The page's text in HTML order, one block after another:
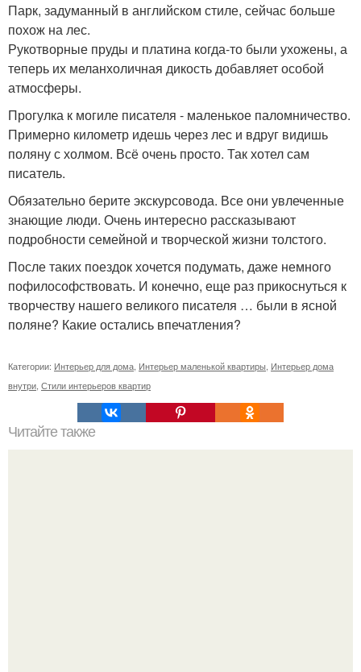
Парк, задуманный в английском стиле, сейчас больше
похож на лес.
Рукотворные пруды и платина когда-то были ухожены, а
теперь их меланхоличная дикость добавляет особой
атмосферы.
Прогулка к могиле писателя - маленькое паломничество.
Примерно километр идешь через лес и вдруг видишь
поляну с холмом. Всё очень просто. Так хотел сам
писатель.
Обязательно берите экскурсовода. Все они увлеченные
знающие люди. Очень интересно рассказывают
подробности семейной и творческой жизни толстого.
После таких поездок хочется подумать, даже немного
пофилософствовать. И конечно, еще раз прикоснуться к
творчеству нашего великого писателя … были в ясной
поляне? Какие остались впечатления?
Категории: Интерьер для дома Интерьер маленькой квартиры Интерьер дома
внутри Стили интерьеров квартир
Читайте также